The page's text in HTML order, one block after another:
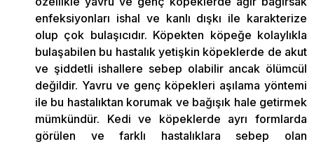
enfeksiyonları ishal ve kanlı dışkı ile karakterize
olup çok bulaşıcıdır. Köpekten köpeğe kolaylıkla
bulaşabilen bu hastalık yetişkin köpeklerde de akut
ve şiddetli ishallere sebep olabilir ancak ölümcül
değildir. Yavru ve genç köpekleri aşılama yöntemi
ile bu hastalıktan korumak ve bağışık hale getirmek
mümkündür. Kedi ve köpeklerde ayrı formlarda
görülen ve farklı hastalıklara sebep olan